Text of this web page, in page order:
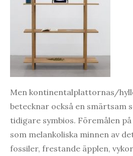
Men kontinentalplattornas/
betecknar också en smärtsam
tidigare symbios. Föremålen
som melankoliska minnen av
fossiler, frestande äpplen,